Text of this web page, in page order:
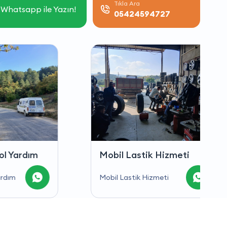
Whatsapp ile Yazın!
Tıkla Ara
05424594727
Mobil Lastik Hizmeti
Mobil Lastik Hizmeti